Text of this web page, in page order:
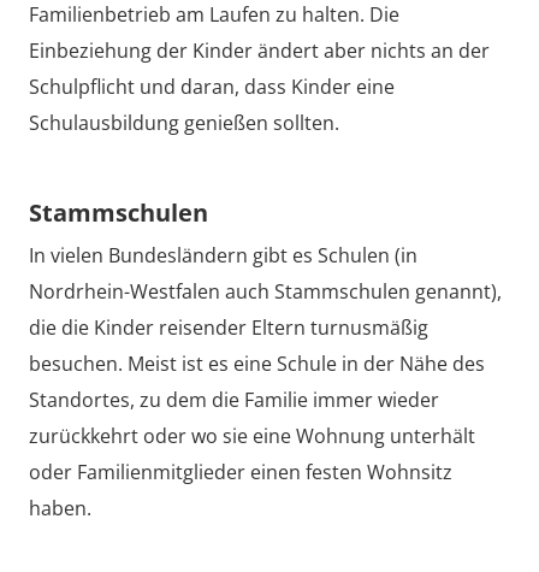
Familienbetrieb am Laufen zu halten. Die
Einbeziehung der Kinder ändert aber nichts an der
Schulpflicht und daran, dass Kinder eine
Schulausbildung genießen sollten.
Stammschulen
In vielen Bundesländern gibt es Schulen (in
Nordrhein-Westfalen auch Stammschulen genannt),
die die Kinder reisender Eltern turnusmäßig
besuchen. Meist ist es eine Schule in der Nähe des
Standortes, zu dem die Familie immer wieder
zurückkehrt oder wo sie eine Wohnung unterhält
oder Familienmitglieder einen festen Wohnsitz
haben.